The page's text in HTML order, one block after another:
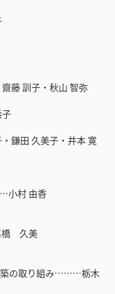
藤 訓子・秋山 智弥
鎌田 久美子・井本 寛
小村 由香
橋 久美
築の取り組み………栃木